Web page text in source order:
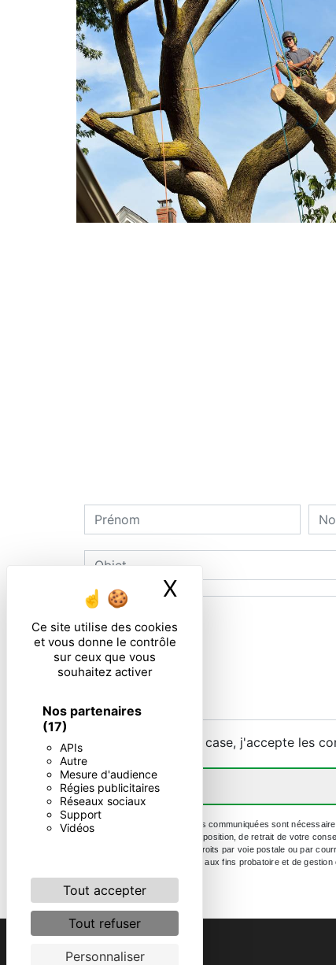
Ce site utilise des cookies
et vous donne le contrôle
sur ceux que vous
souhaitez activer
Nos partenaires
(17)
APIs
Autre
Mesure d'audience
Régies publicitaires
Réseaux sociaux
Support
Vidéos
Tout accepter
Tout refuser
Personnaliser
X Masquer le
En cochant cette case, j'accepte les
** Les données personnelles communiquées sont
portabilité, de limitation, d’opposition, de retrait de votre
Vous pouvez exercer ces droits par voie postale ou par
durée de prescription légale aux fins probatoire et de gestion